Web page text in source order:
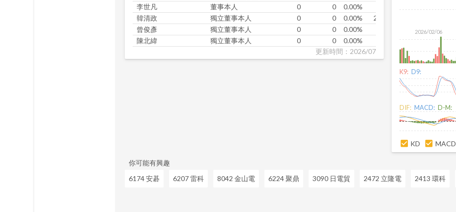
李世凡
董事本人 0 0 0.00%
韓清政
獨立董事本人 0 0 0.00%
27,560
曾俊彥
獨立董事本人 0 0 0.00%
陳北緯
獨立董事本人 0 0 0.00%
更新時間：2026/07
2026/02/06
K9: D9:
DIF: MACD: D-M:
KD MACD
你可能有興趣
6174 安碁
6207 雷科 8042 金山電 6224 聚鼎 3090 日電貿 2472 立隆電 2413 環科